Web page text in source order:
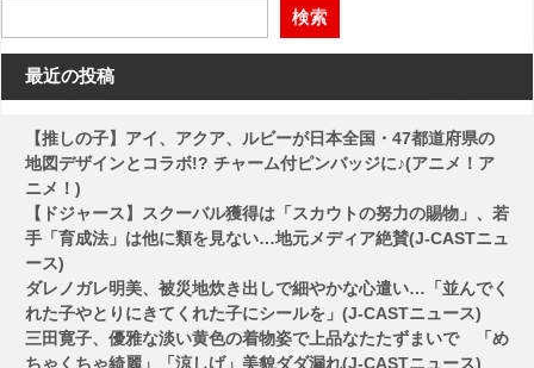
ー
シ
ン
検索
最近の投稿
【推しの子】アイ、アクア、ルビーが日本全国・47都道府県の
地図デザインとコラボ!? チャーム付ピンバッジに♪(アニメ！ア
ニメ！)
【ドジャース】スクーバル獲得は「スカウトの努力の賜物」、若
手「育成法」は他に類を見ない…地元メディア絶賛(J-CASTニュ
ース)
ダレノガレ明美、被災地炊き出しで細やかな心遣い…「並んでく
れた子やとりにきてくれた子にシールを」(J-CASTニュース)
三田寛子、優雅な淡い黄色の着物姿で上品なたたずまいで 「め
ちゃくちゃ綺麗」「涼しげ」美貌ダダ漏れ(J-CASTニュース)